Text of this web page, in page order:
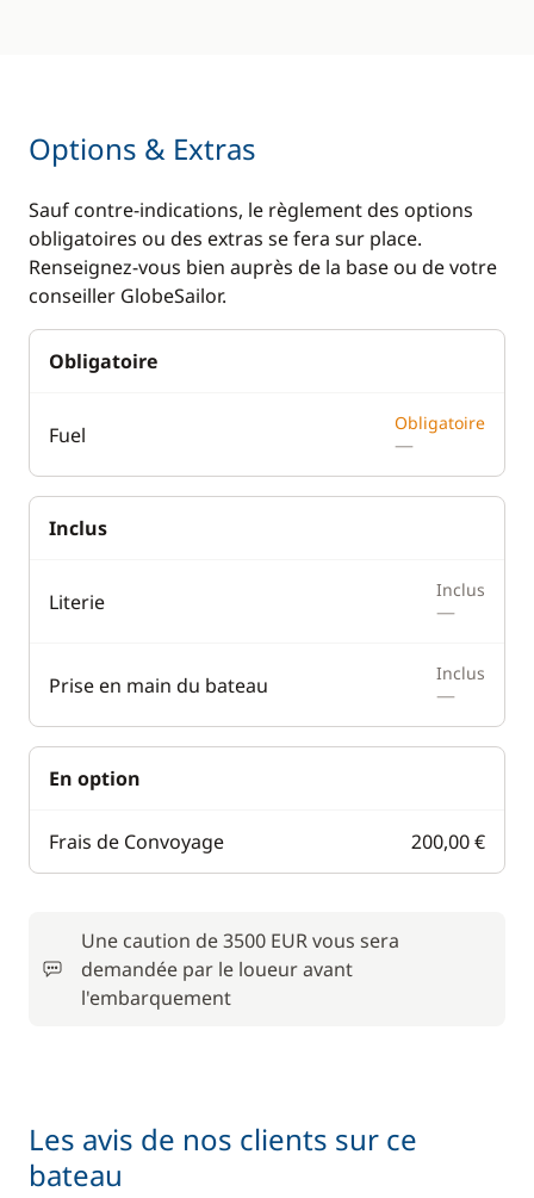
Options & Extras
Sauf contre-indications, le règlement des options
obligatoires ou des extras se fera sur place.
Renseignez-vous bien auprès de la base ou de votre
conseiller GlobeSailor.
Obligatoire
Fuel Obligatoire
—
Inclus
Literie Inclus
—
Prise en main du bateau Inclus
—
En option
Frais de Convoyage 200,00 €
Une caution de 3500 EUR vous sera
demandée par le loueur avant
l'embarquement
Les avis de nos clients sur ce
bateau